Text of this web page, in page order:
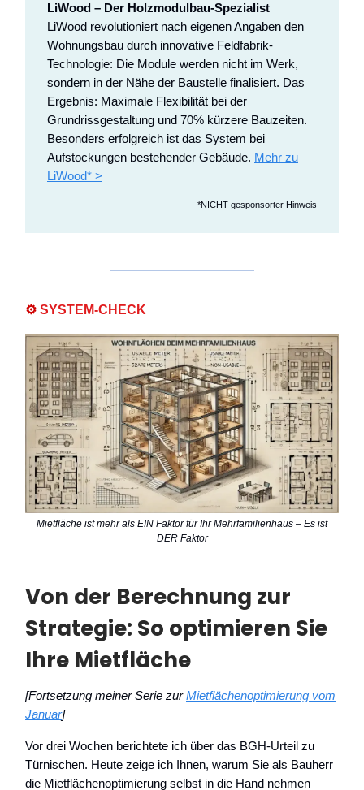
LiWood – Der Holzmodulbau-Spezialist
LiWood revolutioniert nach eigenen Angaben den
Wohnungsbau durch innovative Feldfabrik-
Technologie: Die Module werden nicht im Werk,
sondern in der Nähe der Baustelle finalisiert. Das
Ergebnis: Maximale Flexibilität bei der
Grundrissgestaltung und 70% kürzere Bauzeiten.
Besonders erfolgreich ist das System bei
Aufstockungen bestehender Gebäude. Mehr zu
LiWood* >
*NICHT gesponsorter Hinweis
⚙️ SYSTEM-CHECK
Mietfläche ist mehr als EIN Faktor für Ihr Mehrfamilienhaus – Es ist
DER Faktor
Von der Berechnung zur
Strategie: So optimieren Sie
Ihre Mietfläche
[Fortsetzung meiner Serie zurMietflächenoptimierung vom
Januar]
Vor drei Wochen berichtete ich über das BGH-Urteil zu
Türnischen. Heute zeige ich Ihnen, warum Sie als Bauherr
die Mietflächenoptimierung selbst in die Hand nehmen